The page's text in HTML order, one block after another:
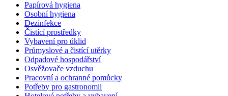
Papírová hygiena
Osobní hygiena
Dezinfekce
Čistící prostředky
Vybavení pro úklid
Průmyslové a čistící utěrky
Odpadové hospodářství
Osvěžovače vzduchu
Pracovní a ochranné pomůcky
Potřeby pro gastronomii